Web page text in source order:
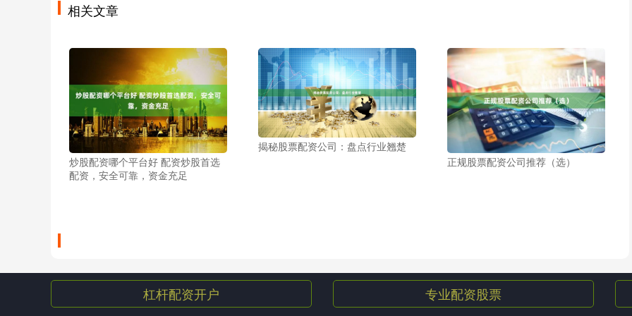
相关文章
炒股配资哪个平台好 配资炒股首选
配资，安全可靠，资金充足
揭秘股票配资公司：盘点行业翘楚
正规股票配资公司推荐（选）
杠杆配资开户 专业配资股票